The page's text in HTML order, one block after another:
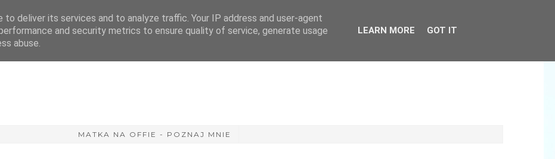
MATKA NA OFFIE - POZNAJ MNIE
deliver its services and to analyze traffic. Your IP address and user-agent
and security metrics to ensure quality of service, generate usage
abuse.
LEARN MORE GOT IT